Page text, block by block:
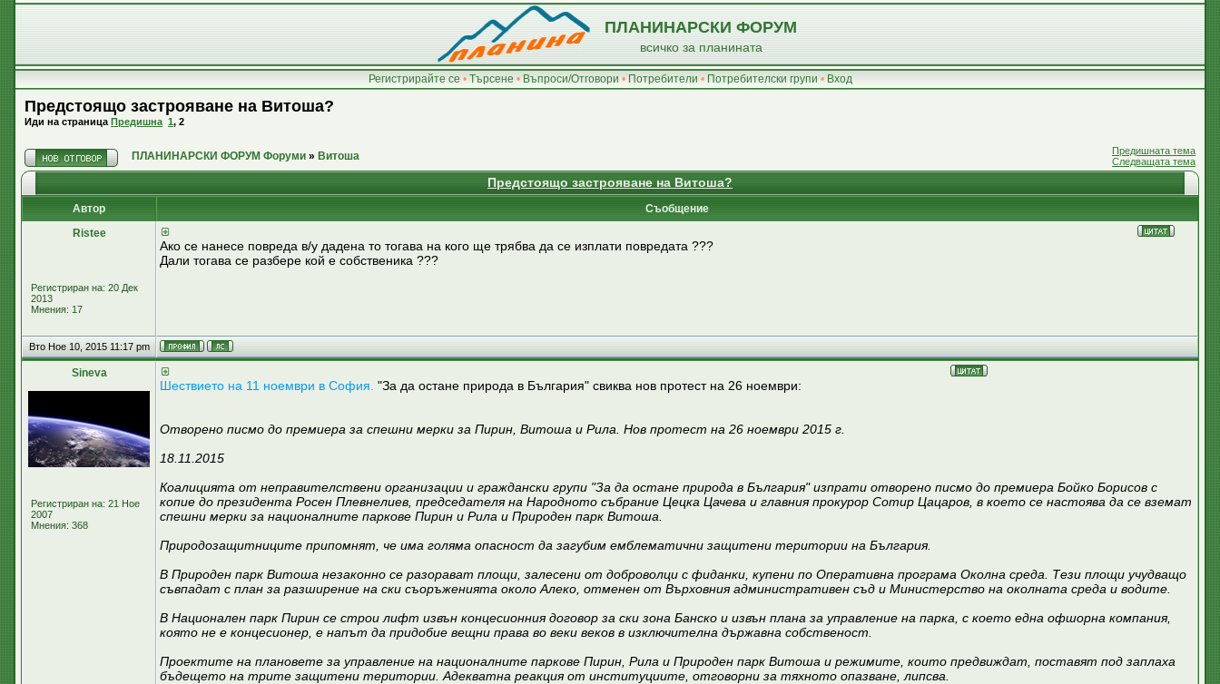
ПЛАНИНАРСКИ ФОРУМ
всичко за планината
Регистрирайте се • Търсене • Въпроси/Отговори • Потребители • Потребителски групи • Вход
Предстоящо застрояване на Витоша?
Иди на страница Предишна 1, 2
ПЛАНИНАРСКИ ФОРУМ Форуми » Витоша
Предишната тема
Следващата тема
Предстоящо застрояване на Витоша?
Автор
Съобщение
Ristee
Регистриран на: 20 Дек
2013
Мнения: 17
Ако се нанесе повреда в/у дадена то тогава на кого ще трябва да се изплати повредата ???
Дали тогава се разбере кой е собственика ???
Вто Ное 10, 2015 11:17 pm
Sineva
Регистриран на: 21 Ное
2007
Мнения: 368
Шествието на 11 ноември в София. "За да остане природа в България" свиква нов протест на 26 ноември:
Отворено писмо до премиера за спешни мерки за Пирин, Витоша и Рила. Нов протест на 26 ноември 2015 г.
18.11.2015
Коалицията от неправителствени организации и граждански групи "За да остане природа в България" изпрати отворено писмо до премиера Бойко Борисов с
копие до президента Росен Плевнелиев, председателя на Народното събрание Цецка Цачева и главния прокурор Сотир Цацаров, в което се настоява да се вземат
спешни мерки за националните паркове Пирин и Рила и Природен парк Витоша.
Природозащитниците припомнят, че има голяма опасност да загубим емблематични защитени територии на България.
В Природен парк Витоша незаконно се разорават площи, залесени от доброволци с фиданки, купени по Оперативна програма Околна среда. Тези площи учудващо
съвпадат с план за разширение на ски съоръженията около Алеко, отменен от Върховния административен съд и Министерство на околната среда и водите.
В Национален парк Пирин се строи лифт извън концесионния договор за ски зона Банско и извън плана за управление на парка, с което една офшорна компания,
която не е концесионер, е напът да придобие вещни права во веки веков в изключителна държавна собственост.
Проектите на плановете за управление на националните паркове Пирин, Рила и Природен парк Витоша и режимите, които предвиждат, поставят под заплаха
бъдещето на трите защитени територии. Адекватна реакция от институциите, отговорни за тяхното опазване, липсва.